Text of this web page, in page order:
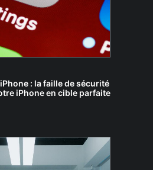
: la faille de sécurité
iPhone en cible parfaite